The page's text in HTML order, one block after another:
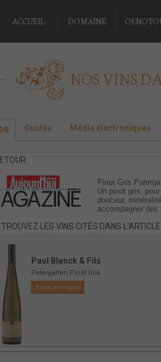
ACCUEIL DOMAINE
NOS VINS
Guides Média électroniques
Pinot Gris
Un pinot gris,
douceur,
accompagner
LES VINS CITÉS DANS L'ARTICLE
Paul Blanck & Fils
Patergarten Pinot Gris
Fiche technique